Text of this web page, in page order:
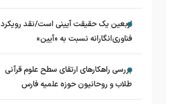
اربعین یک حقیقت آیینی است/نقد رویکرد
فناوری‌انگارانه نسبت به «آیین»
بررسی راهکارهای ارتقای سطح علوم قرآنی
طلاب و روحانیون حوزه علمیه فارس